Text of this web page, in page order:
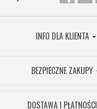
INFO DLA KLIENTA
BEZPIECZNE ZAKUPY
DOSTAWA I PŁATNOŚCI